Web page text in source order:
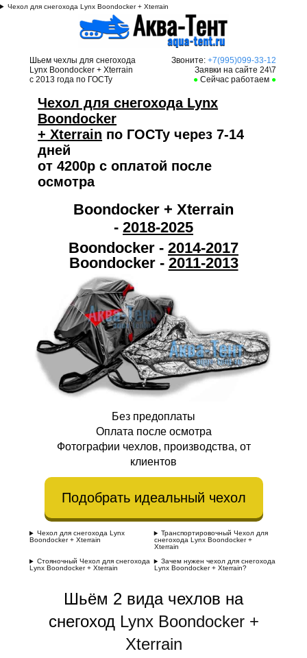
Чехол для снегохода Lynx Boondocker + Xterrain
Шьем чехлы для снегохода
Lynx Boondocker + Xterrain
с 2013 года по ГОСТу
Звоните:+7(995)099-33-12
Заявки на сайте 24\7
● Сейчас работаем ●
Чехол для снегохода Lynx
Boondocker
+ Xterrain по ГОСТу через 7-14
дней
от 4200р с оплатой после
осмотра
Boondocker + Xterrain
- 2018-2025
Boondocker - 2014-2017
Boondocker - 2011-2013
Без предоплаты
Оплата после осмотра
Фотографии чехлов, производства, от
клиентов
Подобрать идеальный чехол
Чехол для снегохода Lynx
Boondocker + Xterrain
Транспортировочный Чехол для
снегохода Lynx Boondocker +
Xterrain
Стояночный Чехол для снегохода
Lynx Boondocker + Xterrain
Зачем нужен чехол для снегохода
Lynx Boondocker + Xterrain?
Шьём 2 вида чехлов на
снегоход Lynx Boondocker +
Xterrain